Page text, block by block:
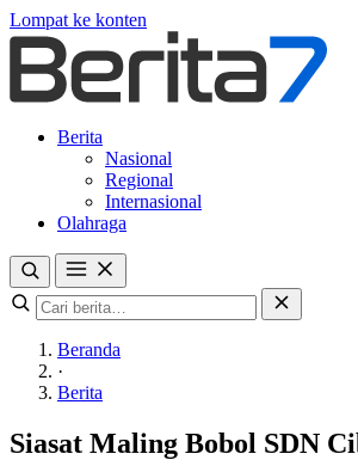
Lompat ke konten
Berita
Nasional
Regional
Internasional
Olahraga
Beranda
·
Berita
Siasat Maling Bobol SDN